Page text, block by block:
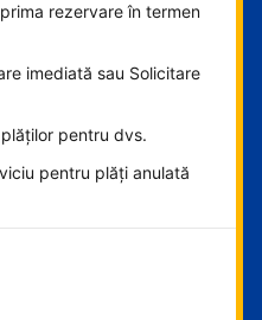
rezervare în termen
imediată sau Solicitare
pentru dvs.
pentru plăți anulată